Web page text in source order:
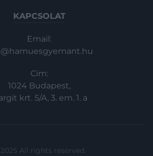
KAPCSOLAT
Email:
Cím:
1024 Budapest,
krt. 5/A, 3. em. 1. a
All rights reserved.